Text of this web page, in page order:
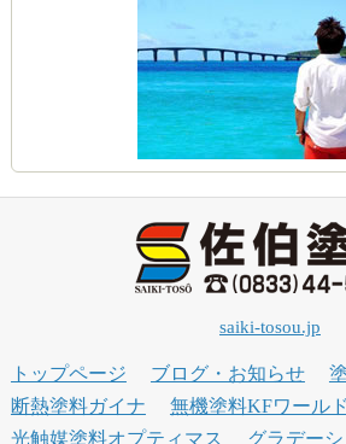
saiki-tosou.jp
トップページ ブログ・お知らせ
断熱塗料ガイナ
無機塗料KFワール
光触媒塗料オプティマス
グラデー